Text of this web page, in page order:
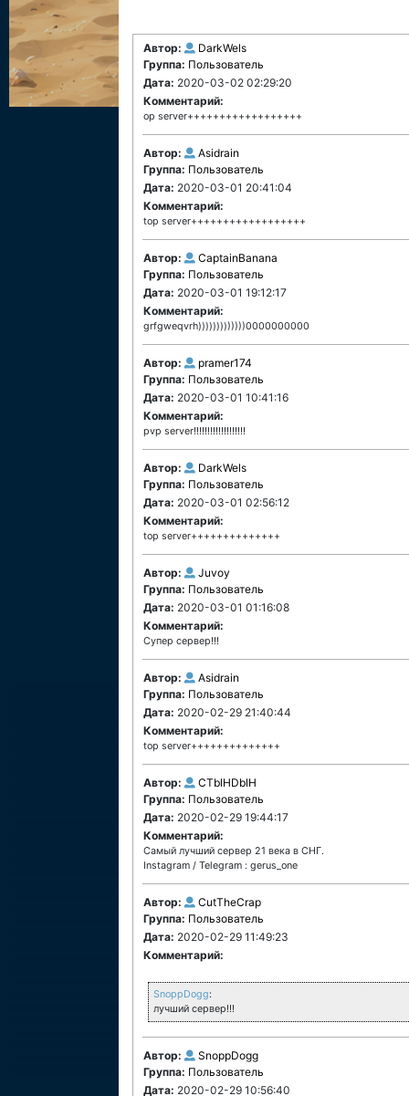
Автор:
DarkWels
Группа: Пользователь
Дата: 2020-03-02 02:29:20
Комментарий:
op server++++++++++++++++++
Автор:
Asidrain
Группа: Пользователь
Дата: 2020-03-01 20:41:04
Комментарий:
top server++++++++++++++++++
Автор:
CaptainBanana
Группа: Пользователь
Дата: 2020-03-01 19:12:17
Комментарий:
grfgweqvrh)))))))))))))0000000000
Автор:
pramer174
Группа: Пользователь
Дата: 2020-03-01 10:41:16
Комментарий:
рvp server!!!!!!!!!!!!!!!!!!!
Автор:
DarkWels
Группа: Пользователь
Дата: 2020-03-01 02:56:12
Комментарий:
top server++++++++++++++
Автор:
Juvoy
Группа: Пользователь
Дата: 2020-03-01 01:16:08
Комментарий:
Супер сервер!!!
Автор:
Asidrain
Группа: Пользователь
Дата: 2020-02-29 21:40:44
Комментарий:
top server++++++++++++++
Автор:
CTblHDblH
Группа: Пользователь
Дата: 2020-02-29 19:44:17
Комментарий:
Самый лучший сервер 21 века в СНГ.
Instagram / Telegram : gerus_one
Автор:
CutTheCrap
Группа: Пользователь
Дата: 2020-02-29 11:49:23
Комментарий:
SnoppDogg:
лучший сервер!!!
Автор:
SnoppDogg
Группа: Пользователь
Дата: 2020-02-29 10:56:40